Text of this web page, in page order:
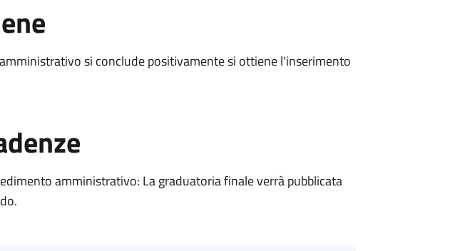
si conclude positivamente si ottiene l'inserimento
amministrativo: La graduatoria finale verrà pubblicata